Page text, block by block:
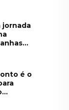
jornada
é o